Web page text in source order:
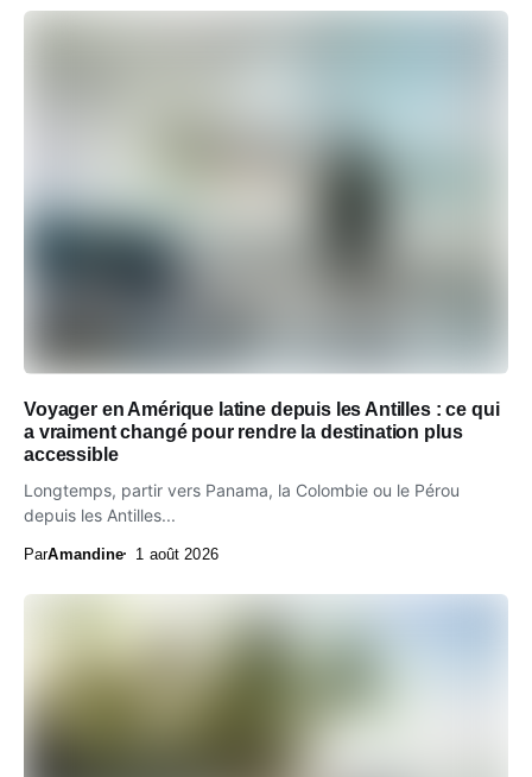
Voyager en Amérique latine depuis les Antilles : ce qui
a vraiment changé pour rendre la destination plus
accessible
Longtemps, partir vers Panama, la Colombie ou le Pérou
depuis les Antilles...
ParAmandine 1 août 2026